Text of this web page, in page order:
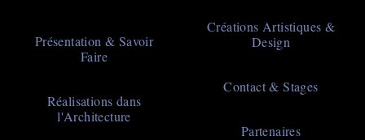
Main
navigation
Présentation & Savoir
Faire
Réalisations dans
l'Architecture
Créations Artistiques &
Design
Contact & Stages
Partenaires